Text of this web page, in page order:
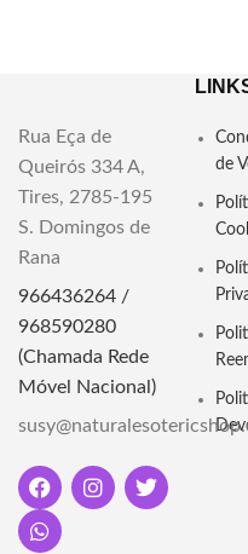
A Mala é uma corrente de
por hindus e budistas.
"Descubra a espiritualidade além
do comum com o Japamala Abre
Caminhos. Sintonize-se com
obstáculos e abra portas para
novas possibilidades. Adquira
esotérica e inicie sua jornada de
crescimento espiritual e
transformação pessoal."
Rua Eça de
Queirós 334 A,
Tires, 2785-195
S. Domingos de
Rana
966436264 /
968590280
(Chamada Rede
Móvel Nacional)
de